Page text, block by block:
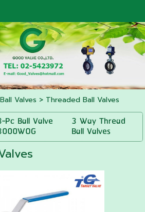
Ball Valves > Threaded Ball Valves
Pc Ball Valve 3 Way Thread
Ball Valves